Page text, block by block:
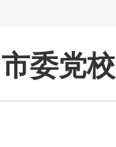
委党